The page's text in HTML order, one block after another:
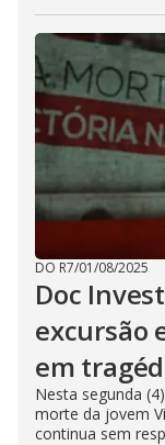
DO R7/01/08/2025
Doc
excursão
em
Nesta segunda
morte da jovem
continua sem